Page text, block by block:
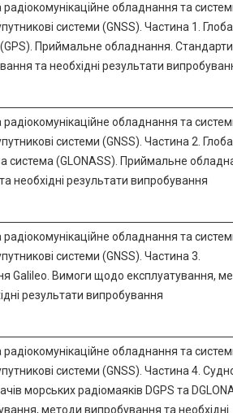
обладнання та
системи (GNSS). Частина 1.
Приймальне обладнання. Стандарти
та необхідні результати
обладнання та
системи (GNSS). Частина 2.
система (GLONASS). Приймальне
необхідні результати випробування
обладнання та
системи (GNSS). Частина 3.
Galileo. Вимоги щодо експлуатування,
результати випробування
обладнання та
системи (GNSS). Частина 4.
морських радіомаяків DGPS та
методи випробування та необхідні